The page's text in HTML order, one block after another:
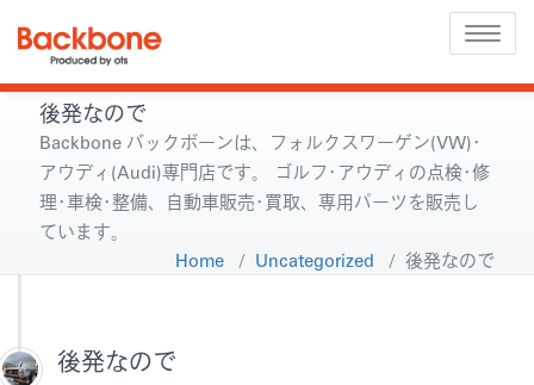
Toggle
後発なので
Backbone バックボーンは、フォルクスワーゲン(VW)･
アウディ(Audi)専門店です。 ゴルフ･アウディの点検･修
理･車検･整備、自動車販売･買取、専用パーツを販売し
ています。
Home / Uncategorized / 後発なので
後発なので